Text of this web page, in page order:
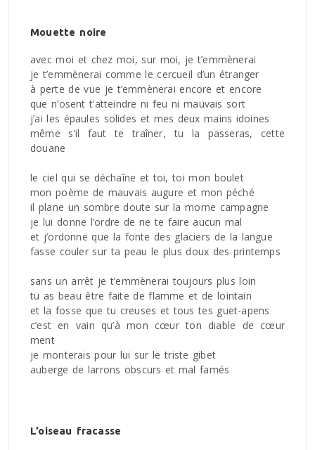
Mouette noire
avec moi et chez moi, sur moi, je t’emmènerai
je t’emmènerai comme le cercueil d’un étranger
à perte de vue je t’emmènerai encore et encore
que n’osent t’atteindre ni feu ni mauvais sort
j’ai les épaules solides et mes deux mains idoines
même s’il faut te traîner, tu la passeras, cette
douane
le ciel qui se déchaîne et toi, toi mon boulet
mon poème de mauvais augure et mon péché
il plane un sombre doute sur la morne campagne
je lui donne l’ordre de ne te faire aucun mal
et j’ordonne que la fonte des glaciers de la langue
fasse couler sur ta peau le plus doux des printemps
sans un arrêt je t’emmènerai toujours plus loin
tu as beau être faite de flamme et de lointain
et la fosse que tu creuses et tous tes guet-apens
c’est en vain qu’à mon cœur ton diable de cœur
ment
je monterais pour lui sur le triste gibet
auberge de larrons obscurs et mal famés
L’oiseau fracasse